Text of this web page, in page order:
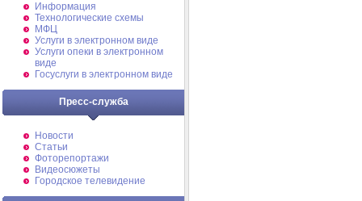
Информация
Технологические схемы
МФЦ
Услуги в электронном виде
Услуги опеки в электронном
виде
Госуслуги в электронном виде
Пресс-служба
Новости
Статьи
Фоторепортажи
Видеосюжеты
Городское телевидение